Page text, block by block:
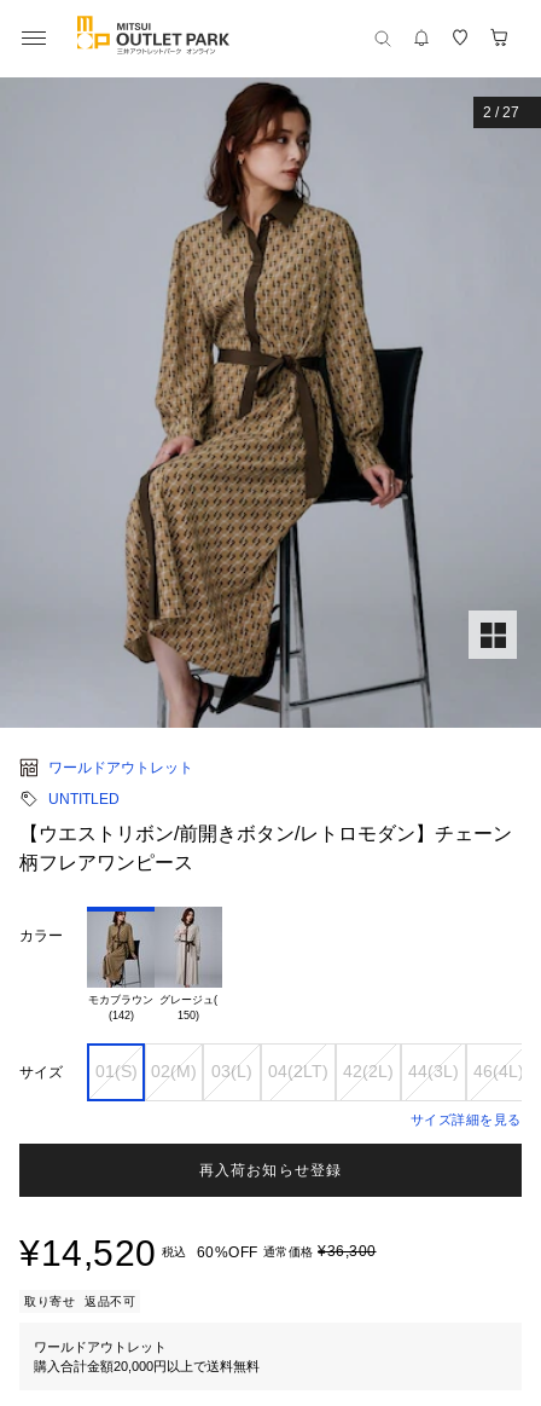
2 /27
ワールドアウトレット
UNTITLED
【ウエストリボン/前開きボタン/レトロモダン】チェーン
柄フレアワンピース
カラー
モカブラウン
(142)
グレージュ(
サイズ 01(S) 02(M) 03(L) 04(2LT) 42(2L) 44(3L) 46(4L)
サイズ詳細を見る
再入荷お知らせ登録
¥14,520 税込 60%OFF 通常価格 ¥36,300
取り寄せ 返品不可
ワールドアウトレット
購入合計金額20,000円以上で送料無料